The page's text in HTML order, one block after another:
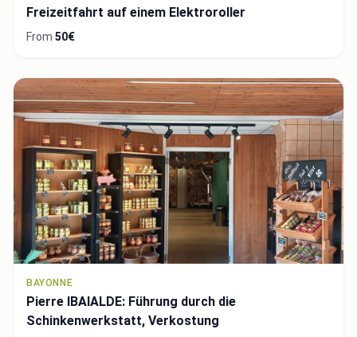
Freizeitfahrt auf einem Elektroroller
From 50€
BAYONNE
Pierre IBAIALDE: Führung durch die
Schinkenwerkstatt, Verkostung